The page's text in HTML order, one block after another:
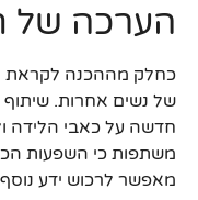
הערכה של
כחלק מההכנה לקראת
של נשים אחרות. שיתוף
חדשה על כאבי הלידה
משתפות כי השפעות
מאפשר לרכוש ידע